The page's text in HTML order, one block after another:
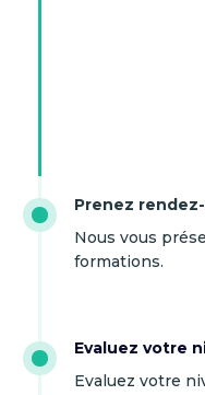
Prenez
Nous vous
formations.
Evaluez votre
Evaluez votre